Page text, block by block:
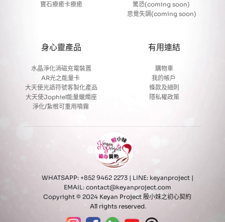
寶石療癒卡療癒
驚恐(coming soon)
思覺失調(coming soon)
身心靈產品
水晶淨化消磁充電裝置
AR光之能量卡
大天使光語符號客製化產品
大天使Jophiel能量蠟燭座
淨化/紮根可重用噴霧
有用連結
購物車
我的帳戶
條款及細則
隱私權政策
WHATSAPP: +852 9462 2273 | LINE: keyanproject
EMAIL: contact@keyanproject.com
Copyright © 2024 Keyan Project 殷小妹之初心契約
All rights reserved.